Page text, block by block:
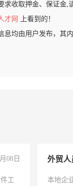
收取押金、保证金,
才网
上看到的！
息均由用户发布，其
08日
工
外贸人
本地企